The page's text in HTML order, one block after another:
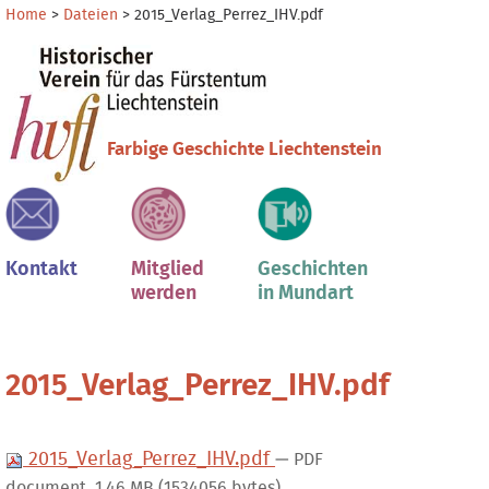
Direkt
Inhalt
Direkt
zur
Navigation
Benutzerspezifische
Home > Dateien >2015_Verlag_Perrez_IHV.pdf
Farbige Geschichte Liechtenstein
Kontakt
Mitglied
werden
Geschichten
in Mundart
2015_Verlag_Perrez_IHV.pdf
2015_Verlag_Perrez_IHV.pdf— PDF